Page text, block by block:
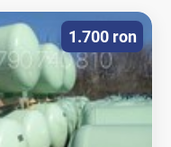
1.700 ron